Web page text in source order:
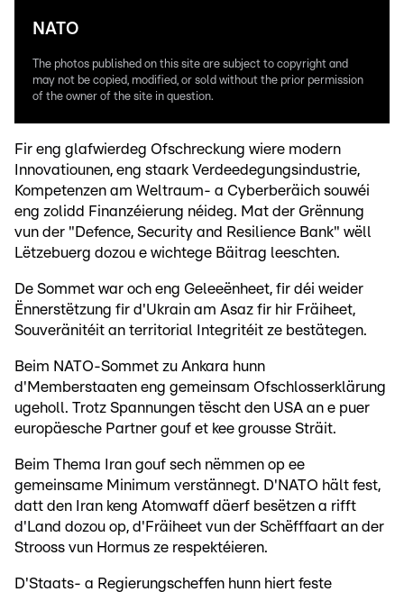
NATO
The photos published on this site are subject to copyright and
may not be copied, modified, or sold without the prior permission
of the owner of the site in question.
Fir eng glafwierdeg Ofschreckung wiere modern
Innovatiounen, eng staark Verdeedegungsindustrie,
Kompetenzen am Weltraum- a Cyberberäich souwéi
eng zolidd Finanzéierung néideg. Mat der Grënnung
vun der "Defence, Security and Resilience Bank" wëll
Lëtzebuerg dozou e wichtege Bäitrag leeschten.
De Sommet war och eng Geleeënheet, fir déi weider
Ënnerstëtzung fir d'Ukrain am Asaz fir hir Fräiheet,
Souveränitéit an territorial Integritéit ze bestätegen.
Beim NATO-Sommet zu Ankara hunn
d'Memberstaaten eng gemeinsam Ofschlosserklärung
ugeholl. Trotz Spannungen tëscht den USA an e puer
europäesche Partner gouf et kee grousse Sträit.
Beim Thema Iran gouf sech nëmmen op ee
gemeinsame Minimum verstännegt. D'NATO hält fest,
datt den Iran keng Atomwaff däerf besëtzen a rifft
d'Land dozou op, d'Fräiheet vun der Schëfffaart an der
Strooss vun Hormus ze respektéieren.
D'Staats- a Regierungscheffen hunn hiert feste